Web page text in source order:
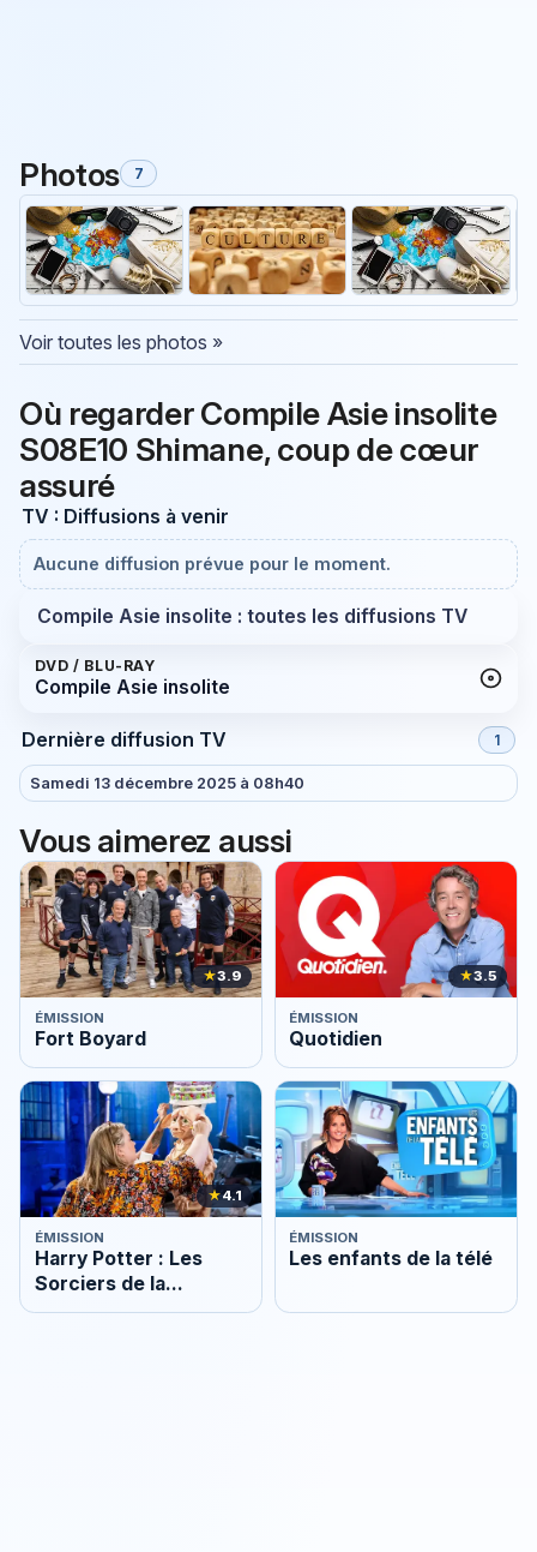
Photos 7
Voir toutes les photos »
Où regarder Compile Asie insolite
S08E10 Shimane, coup de cœur
assuré
TV : Diffusions à venir
Aucune diffusion prévue pour le moment.
Compile Asie insolite : toutes les diffusions TV
DVD / BLU-RAY
Compile Asie insolite
Dernière diffusion TV 1
Samedi 13 décembre 2025 à 08h40
Vous aimerez aussi
★3.9
ÉMISSION
Fort Boyard
★3.5
ÉMISSION
Quotidien
★4.1
ÉMISSION
Harry Potter : Les
Sorciers de la
pâtisserie
ÉMISSION
Les enfants de la télé